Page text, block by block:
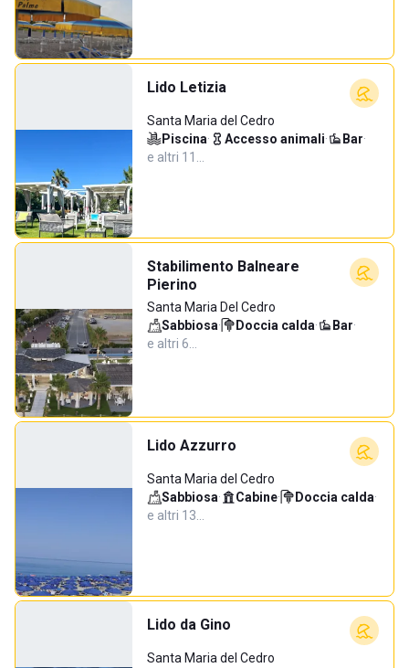
Lido Letizia
Santa Maria del Cedro
Piscina· Accesso animali· Bar·
e altri 11…
Stabilimento Balneare
Pierino
Santa Maria Del Cedro
Sabbiosa· Doccia calda· Bar·
e altri 6…
Lido Azzurro
Santa Maria del Cedro
Sabbiosa· Cabine· Doccia calda·
e altri 13…
Lido da Gino
Santa Maria del Cedro